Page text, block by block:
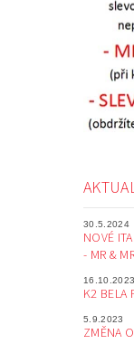
30.5.2024
NOVÉ
- MR &
16.10.2023
K2 BELA
5.9.2023
ZMĚNA